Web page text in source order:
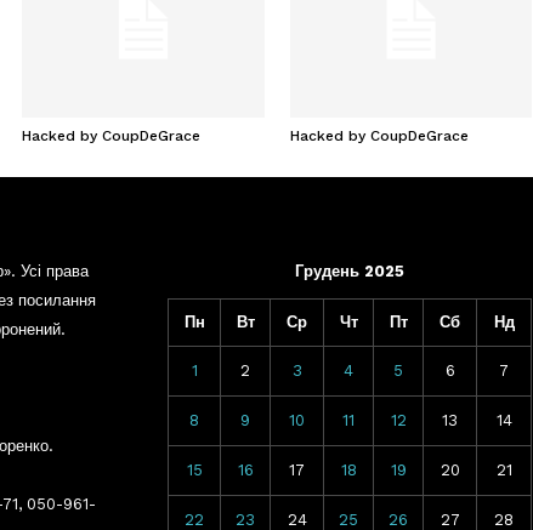
Hacked by CoupDeGrace Hacked by CoupDeGrace
Усі права
посилання
050-961-
Грудень 2025
Пн Вт Ср Чт Пт Сб Нд
1 2 3 4 5 6 7
8 9 10 11 12 13 14
15 16 17 18 19 20 21
22 23 24 25 26 27 28